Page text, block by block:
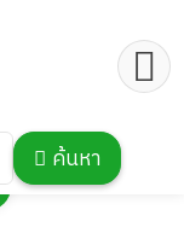
ค้นหา